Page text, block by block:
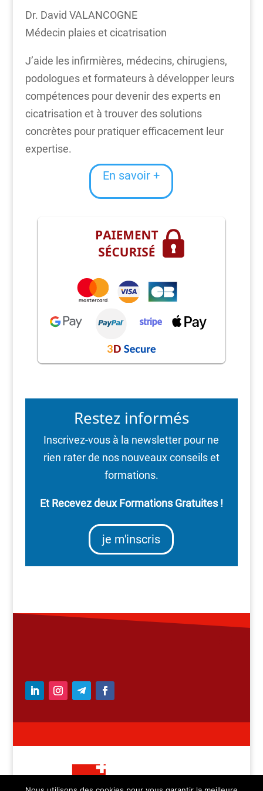
Dr. David VALANCOGNE
Médecin plaies et cicatrisation
J’aide les infirmières, médecins, chirugiens,
podologues et formateurs à développer leurs
compétences pour devenir des experts en
cicatrisation et à trouver des solutions
concrètes pour pratiquer efficacement leur
expertise.
En savoir +
Restez informés
Inscrivez-vous à la newsletter pour ne
rien rater de nos nouveaux conseils et
formations.
Et Recevez deux Formations Gratuites !
je m'inscris